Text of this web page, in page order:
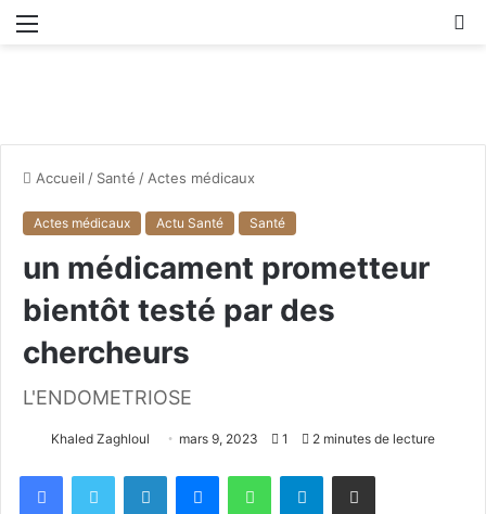
Accueil / Santé /Actes médicaux
Actes médicaux Actu Santé Santé
un médicament prometteur
bientôt testé par des
chercheurs
L'ENDOMETRIOSE
Khaled Zaghloul mars 9, 2023 1 2 minutes de lecture
Telegram